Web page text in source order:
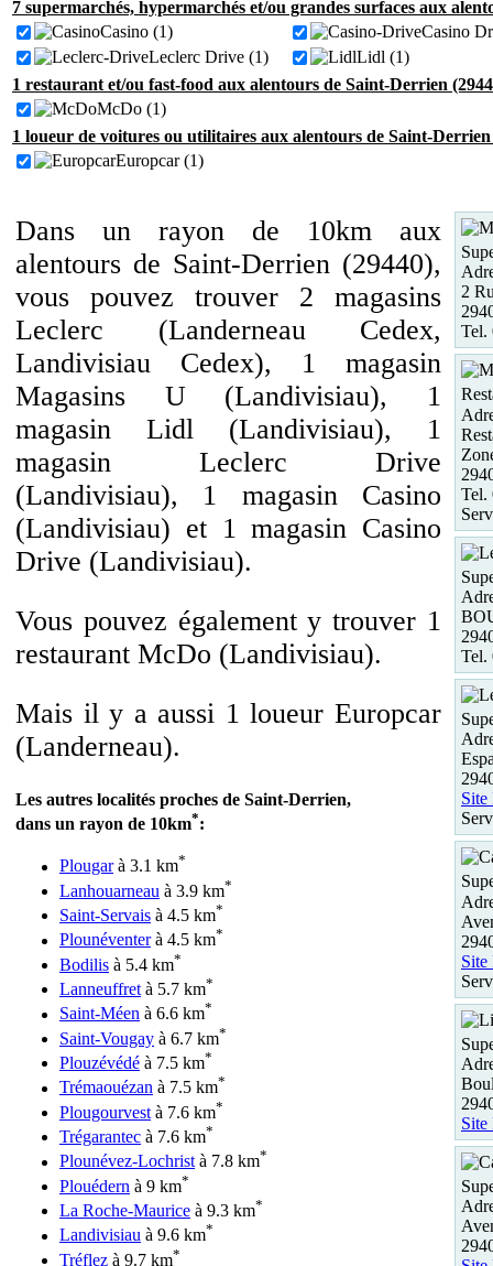
7 supermarchés, hypermarchés et/ou grandes surfaces aux
Casino (1)
Casino
Leclerc Drive (1)
Lidl (1)
1 restaurant et/ou fast-food aux alentours de Saint-Derrien
McDo (1)
1 loueur de voitures ou utilitaires aux alentours de Saint-Derrien
Europcar (1)
Dans un rayon de 10km aux
alentours de Saint-Derrien (29440),
vous pouvez trouver 2 magasins
Leclerc (Landerneau Cedex,
Landivisiau Cedex), 1 magasin
Magasins U (Landivisiau), 1
magasin Lidl (Landivisiau), 1
magasin Leclerc Drive
(Landivisiau), 1 magasin Casino
(Landivisiau) et 1 magasin Casino
Drive (Landivisiau).
Vous pouvez également y trouver 1
restaurant McDo (Landivisiau).
Mais il y a aussi 1 loueur Europcar
(Landerneau).
Les autres localités proches de Saint-Derrien,
dans un rayon de 10km*:
Plougarà 3.1 km*
Lanhouarneau à 3.9 km*
Saint-Servais à 4.5 km*
Plounéventerà 4.5 km*
Bodilis à 5.4 km*
Lanneuffret à 5.7 km*
Saint-Méen à 6.6 km*
Saint-Vougay à 6.7 km*
Plouzévédé à 7.5 km*
Trémaouézan à 7.5 km*
Plougourvest à 7.6 km*
Trégarantec à 7.6 km*
Plounévez-Lochristà 7.8 km*
Plouédern à 9 km*
La Roche-Maurice à 9.3 km*
Landivisiau à 9.6 km*
Tréflez à 9.7 km*
2
Tel.
Tel.
Tel.
Site
Site
Site